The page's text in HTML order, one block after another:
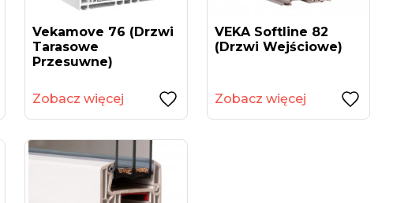
Vekamove 76 (drzwi
Tarasowe
Przesuwne)
Zobacz więcej
VEKA Softline 82
(drzwi Wejściowe)
Zobacz więcej